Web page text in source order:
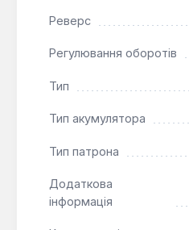
пластиковому кейсі з
Дриль-шурупокрут Vitals
універсальним рішенням
робіт, монтажу меблів, а
потрібна точність,
іншими матеріалами.
Реверс
Регулювання оборотів
Тип
Тип акумулятора
Тип патрона
Додаткова
інформація